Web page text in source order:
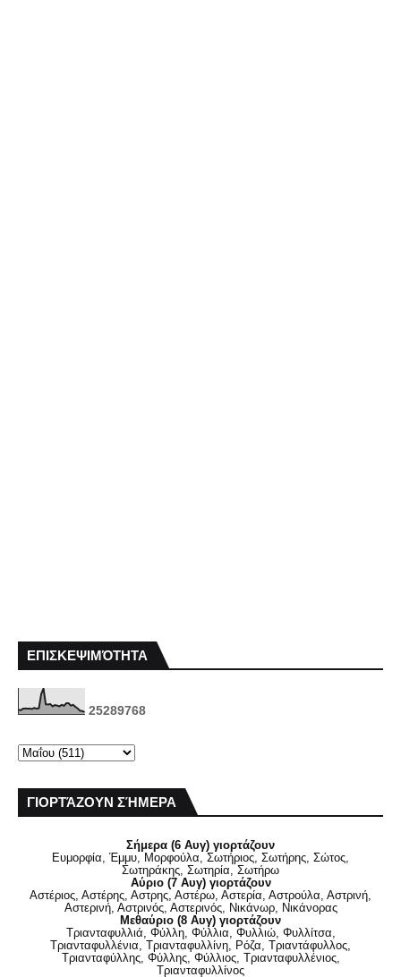
ΕΠΙΣΚΕΨΙΜΌΤΗΤΑ
25289768
ΓΙΟΡΤΆΖΟΥΝ ΣΉΜΕΡΑ
Σήμερα (6 Αυγ) γιορτάζουν
Ευμορφία, Έμμυ, Μορφούλα, Σωτήριος, Σωτήρης, Σώτος,
Σωτηράκης, Σωτηρία, Σωτήρω
Αύριο (7 Αυγ) γιορτάζουν
Αστέριος, Αστέρης, Αστρης, Αστέρω, Αστερία, Αστρούλα, Αστρινή,
Αστερινή, Αστρινός, Αστερινός, Νικάνωρ, Νικάνορας
Μεθαύριο (8 Αυγ) γιορτάζουν
Τριανταφυλλιά, Φύλλη, Φύλλια, Φυλλιώ, Φυλλίτσα,
Τριανταφυλλένια, Τριανταφυλλίνη, Ρόζα, Τριαντάφυλλος,
Τριανταφύλλης, Φύλλης, Φύλλιος, Τριανταφυλλένιος,
Τριανταφυλλίνος